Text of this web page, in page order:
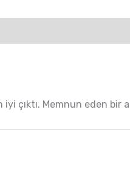
iyi çıktı. Memnun eden bir